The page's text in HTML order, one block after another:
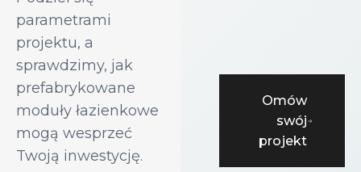
parametrami
projektu, a
sprawdzimy, jak
prefabrykowane
moduły łazienkowe
mogą wesprzeć
Twoją inwestycję.
Omów
swój
projekt